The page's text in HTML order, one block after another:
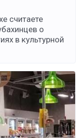
считаете
о
в культурной